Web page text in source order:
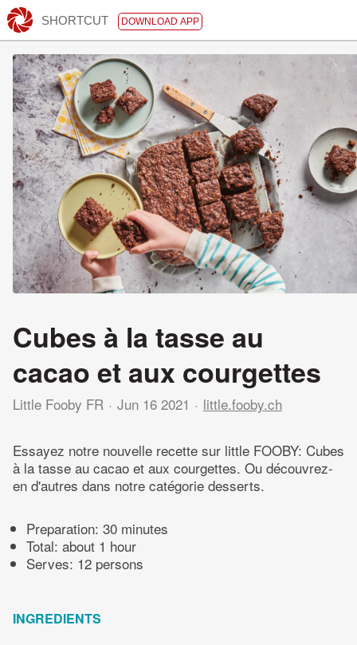
SHORTCUT DOWNLOAD APP
Cubes à la tasse au
cacao et aux courgettes
Little Fooby FR Jun 16 2021 little.fooby.ch
Essayez notre nouvelle recette sur little FOOBY: Cubes
à la tasse au cacao et aux courgettes. Ou découvrez-
en d'autres dans notre catégorie desserts.
Preparation: 30 minutes
Total: about 1 hour
Serves: 12 persons
INGREDIENTS